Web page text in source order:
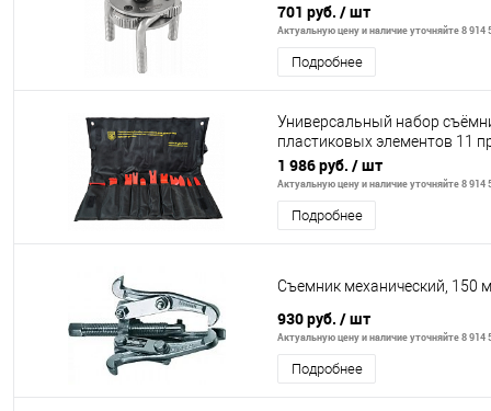
701 руб. / шт
Актуальную цену и наличие уточняйте 8 914
Подробнее
Универсальный набор
пластиковых элементов 11
BG1949
1 986 руб. / шт
Актуальную цену и наличие уточняйте 8 914
Подробнее
Съемник механический, 150
930 руб. / шт
Актуальную цену и наличие уточняйте 8 914
Подробнее